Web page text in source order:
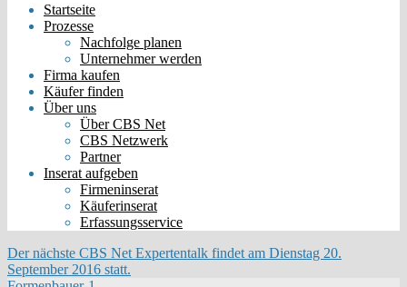
Startseite
Prozesse
Nachfolge planen
Unternehmer werden
Firma kaufen
Käufer finden
Über uns
Über CBS Net
CBS Netzwerk
Partner
Inserat aufgeben
Firmeninserat
Käuferinserat
Erfassungsservice
Der nächste CBS Net Expertentalk findet am Dienstag 20.
September 2016 statt.